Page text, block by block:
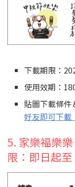
下載期限：
使用效期：
貼圖下載條件
好友即可下載
5. 家樂福樂
限：即日起至